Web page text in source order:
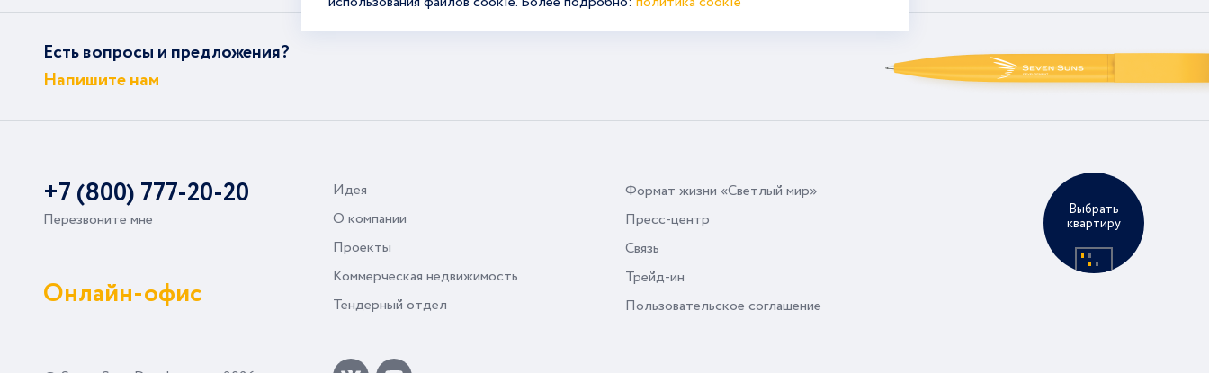
Выбрать
квартиру
Есть вопросы и предложения?
Напишите нам
+7 (800) 777-20-20
Перезвоните мне
Онлайн-офис
Идея
О компании
Проекты
Коммерческая недвижимость
Тендерный отдел
Формат жизни «Светлый мир»
Пресс-центр
Связь
Трейд-ин
Пользовательское соглашение